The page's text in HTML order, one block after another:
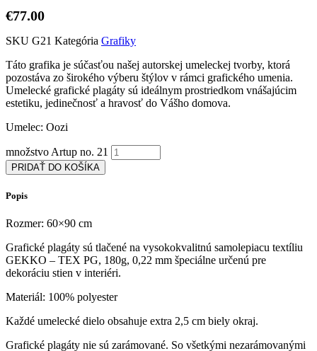
€77.00
SKU G21 Kategória Grafiky
Táto grafika je súčasťou našej autorskej umeleckej tvorby, ktorá
pozostáva zo širokého výberu štýlov v rámci grafického umenia.
Umelecké grafické plagáty sú ideálnym prostriedkom vnášajúcim
estetiku, jedinečnosť a hravosť do Vášho domova.
Umelec: Oozi
množstvo Artup no. 21
PRIDAŤ DO KOŠÍKA
Popis
Rozmer: 60×90 cm
Grafické plagáty sú tlačené na vysokokvalitnú samolepiacu textíliu
GEKKO – TEX PG, 180g, 0,22 mm špeciálne určenú pre
dekoráciu stien v interiéri.
Materiál: 100% polyester
Každé umelecké dielo obsahuje extra 2,5 cm biely okraj.
Grafické plagáty nie sú zarámované. So všetkými nezarámovanými